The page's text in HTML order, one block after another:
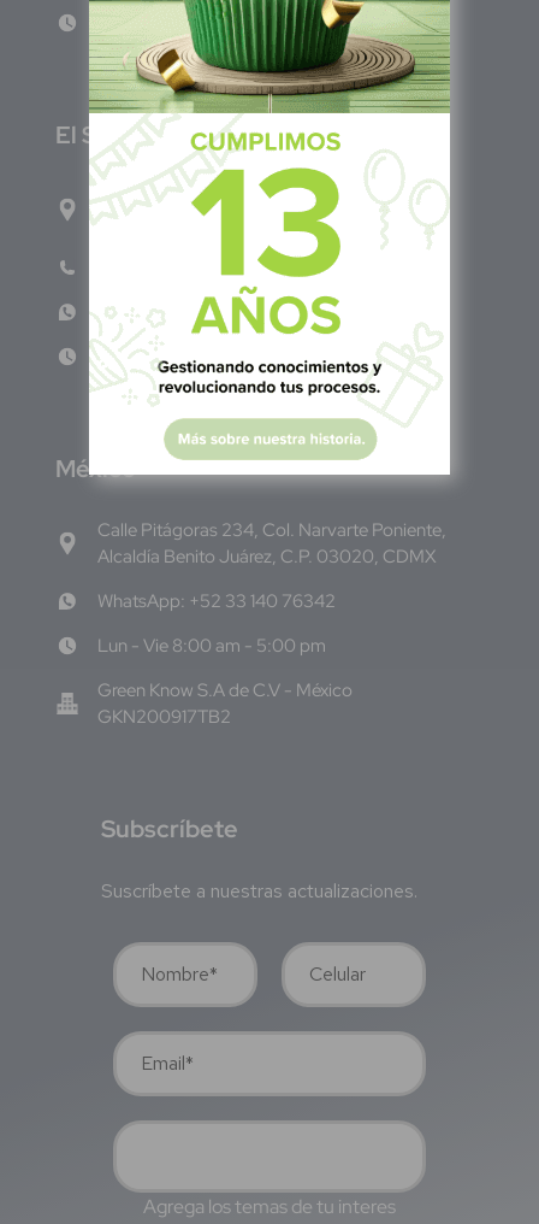
Lun - Vie 8:00am - 5:00pm
El Salvador
1ro Cll Pte, y 61 Av Nte, #3206, Local 9, San
Salvador Centro
Teléfono: +503 6986 1402
WhatsApp: +503 7687 3923
Lun - Vie 8:00am - 5:00pm
México
Calle Pitágoras 234, Col. Narvarte Poniente,
Alcaldía Benito Juárez, C.P. 03020, CDMX
WhatsApp: +52 33 140 76342
Lun - Vie 8:00 am - 5:00 pm
Green Know S.A de C.V - México
GKN200917TB2
Subscríbete
Suscríbete a nuestras actualizaciones.
Agrega los temas de tu interes